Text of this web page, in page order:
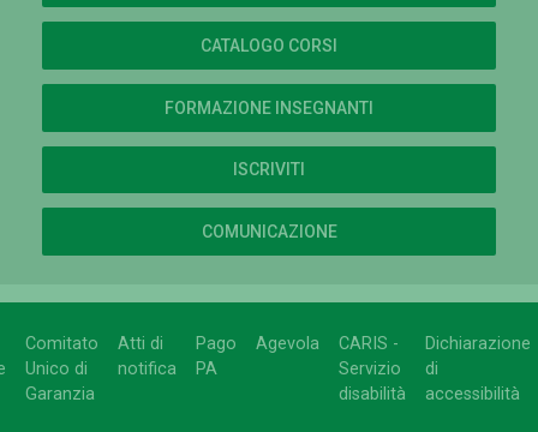
CATALOGO CORSI
FORMAZIONE INSEGNANTI
ISCRIVITI
COMUNICAZIONE
Comitato
Unico di
Garanzia
Atti di
notifica
Pago
PA
Agevola
CARIS -
Servizio
disabilità
Dichiarazione
di
accessibilità